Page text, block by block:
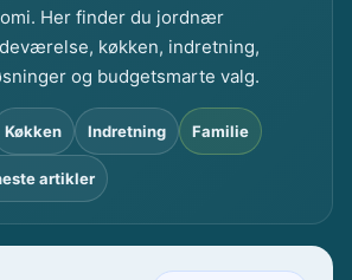
u
s
a
r
m
Her finder du jordnær
køkken, indretning,
og budgetsmarte valg.
Køkken Indretning Familie
artikler